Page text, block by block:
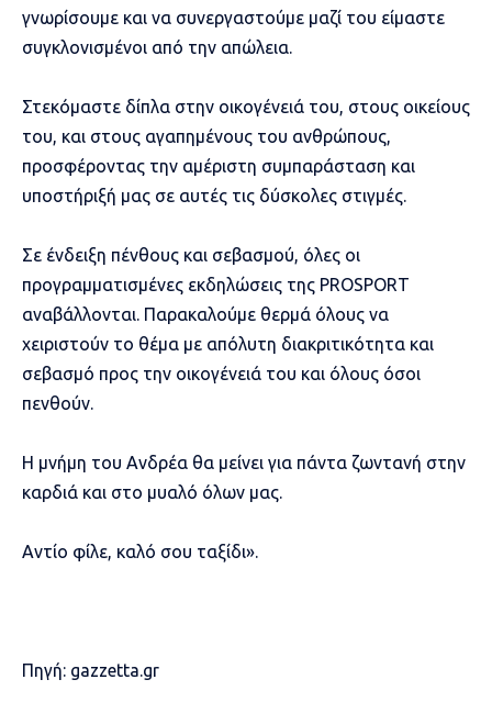
γνωρίσουμε και να συνεργαστούμε μαζί του είμαστε
συγκλονισμένοι από την απώλεια.
Στεκόμαστε δίπλα στην οικογένειά του, στους οικείους
του, και στους αγαπημένους του ανθρώπους,
προσφέροντας την αμέριστη συμπαράσταση και
υποστήριξή μας σε αυτές τις δύσκολες στιγμές.
Σε ένδειξη πένθους και σεβασμού, όλες οι
προγραμματισμένες εκδηλώσεις της PROSPORT
αναβάλλονται. Παρακαλούμε θερμά όλους να
χειριστούν το θέμα με απόλυτη διακριτικότητα και
σεβασμό προς την οικογένειά του και όλους όσοι
πενθούν.
Η μνήμη του Ανδρέα θα μείνει για πάντα ζωντανή στην
καρδιά και στο μυαλό όλων μας.
Αντίο φίλε, καλό σου ταξίδι».
Πηγή: gazzetta.gr